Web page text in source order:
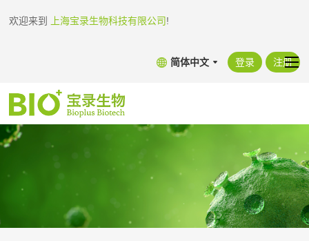
欢迎来到 上海宝录生物科技有限公司!
简体中文 登录 注册